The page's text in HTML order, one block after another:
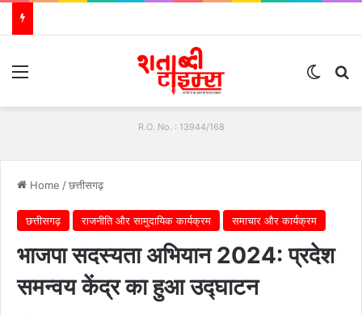
R.O. No. : 13944/168
Home /छत्तीसगढ़
छत्तीसगढ़ राजनीति और सामुदायिक कार्यक्रम समाचार और कार्यक्रम
भाजपा सदस्यता अभियान 2024: प्रदेश
समन्वय केंद्र का हुआ उद्घाटन